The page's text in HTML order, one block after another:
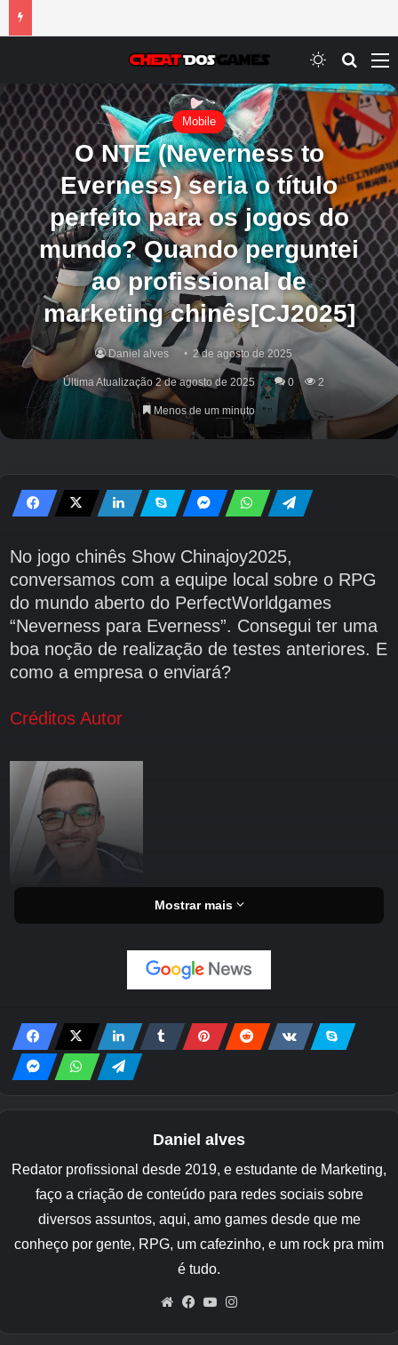
Switch skin
Mobile
O NTE (Neverness to
Everness) seria o título
perfeito para os jogos do
mundo? Quando perguntei
ao profissional de
marketing chinês[CJ2025]
Daniel alves 2 de agosto de 2025
Última Atualização 2 de agosto de 2025 0 2
Menos de um minuto
No jogo chinês Show Chinajoy2025,
conversamos com a equipe local sobre o RPG
do mundo aberto do PerfectWorldgames
“Neverness para Everness”. Consegui ter uma
boa noção de realização de testes anteriores. E
como a empresa o enviará?
Créditos Autor
Mostrar mais
Daniel alves
Redator profissional desde 2019, e estudante de Marketing,
faço a criação de conteúdo para redes sociais sobre
diversos assuntos, aqui, amo games desde que me
conheço por gente, RPG, um cafezinho, e um rock pra mim
é tudo.
WebsiteFacebook
YouTube